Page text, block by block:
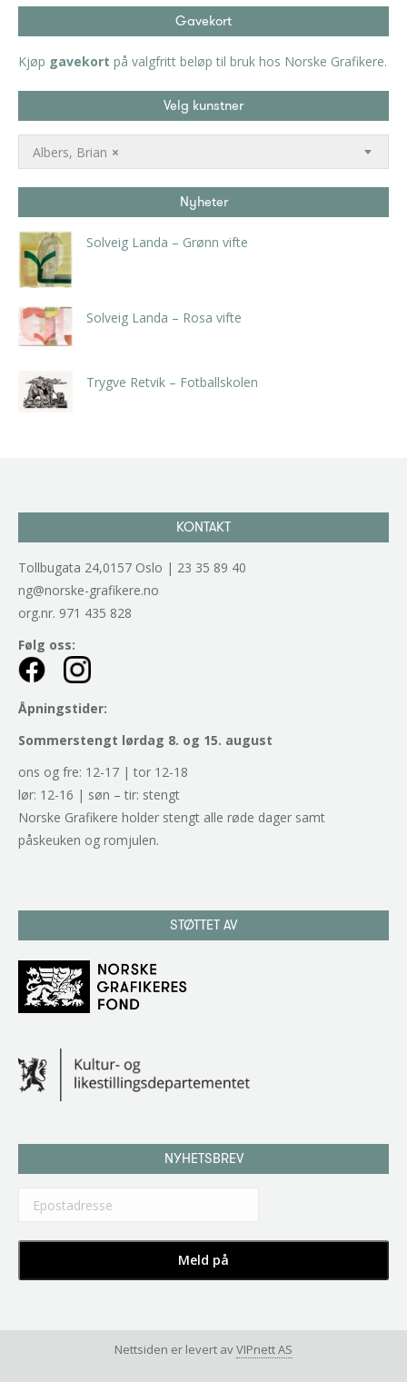
Gavekort
Kjøp gavekort på valgfritt beløp til bruk hos Norske Grafikere.
Velg kunstner
×
Albers, Brian
Nyheter
Solveig Landa – Grønn vifte
Solveig Landa – Rosa vifte
Trygve Retvik – Fotballskolen
KONTAKT
Tollbugata 24,0157 Oslo | 23 35 89 40
ng@norske-grafikere.no
org.nr. 971 435 828
Følg oss:
Åpningstider:
Sommerstengt lørdag 8. og 15. august
ons og fre: 12-17 | tor 12-18
lør: 12-16 | søn – tir: stengt
Norske Grafikere holder stengt alle røde dager samt
påskeuken og romjulen.
STØTTET AV
NYHETSBREV
Nettsiden er levert avVIPnett AS